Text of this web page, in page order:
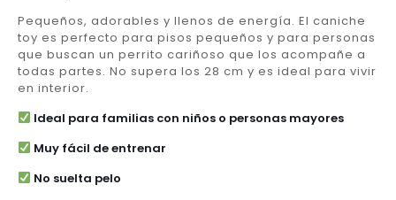
Pequeños, adorables y llenos de energía. El caniche
toy es perfecto para pisos pequeños y para personas
que buscan un perrito cariñoso que los acompañe a
todas partes. No supera los 28 cm y es ideal para vivir
en interior.
Ideal para familias con niños o personas mayores
Muy fácil de entrenar
No suelta pelo